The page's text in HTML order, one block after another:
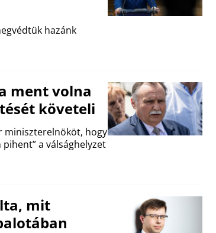
hazánk
ment volna
követeli
miniszterelnököt, hogy
a válsághelyzet
mit